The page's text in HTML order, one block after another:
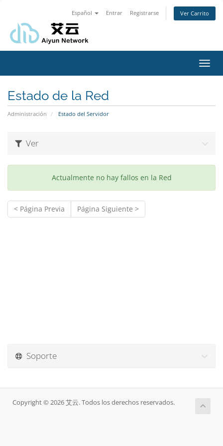
Español Entrar Registrarse Ver Carrito
Estado de la Red
Administración Estado del Servidor
Ver
Actualmente no hay fallos en la Red
< Página Previa Página Siguiente >
Soporte
Copyright © 2026 艾云. Todos los derechos reservados.